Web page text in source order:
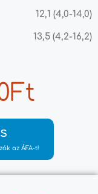
12,1 (4,0-14,0)
13,5 (4,2-16,2)
az ÁFA-t!